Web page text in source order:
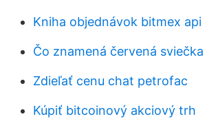
Kniha objednávok bitmex api
Čo znamená červená sviečka
Zdieľať cenu chat petrofac
Kúpiť bitcoinový akciový trh